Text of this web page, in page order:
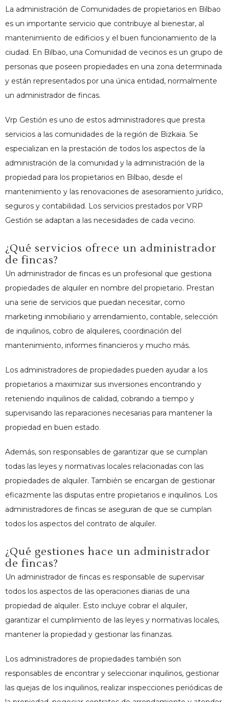
La administración de Comunidades de propietarios en Bilbao
es un importante servicio que contribuye al bienestar, al
mantenimiento de edificios y el buen funcionamiento de la
ciudad. En Bilbao, una Comunidad de vecinos es un grupo de
personas que poseen propiedades en una zona determinada
y están representados por una única entidad, normalmente
un administrador de fincas.
Vrp Gestión es uno de estos administradores que presta
servicios a las comunidades de la región de Bizkaia. Se
especializan en la prestación de todos los aspectos de la
administración de la comunidad y la administración de la
propiedad para los propietarios en Bilbao, desde el
mantenimiento y las renovaciones de asesoramiento jurídico,
seguros y contabilidad. Los servicios prestados por VRP
Gestión se adaptan a las necesidades de cada vecino.
¿Qué servicios ofrece un administrador
de fincas?
Un administrador de fincas es un profesional que gestiona
propiedades de alquiler en nombre del propietario. Prestan
una serie de servicios que puedan necesitar, como
marketing inmobiliario y arrendamiento, contable, selección
de inquilinos, cobro de alquileres, coordinación del
mantenimiento, informes financieros y mucho más.
Los administradores de propiedades pueden ayudar a los
propietarios a maximizar sus inversiones encontrando y
reteniendo inquilinos de calidad, cobrando a tiempo y
supervisando las reparaciones necesarias para mantener la
propiedad en buen estado.
Además, son responsables de garantizar que se cumplan
todas las leyes y normativas locales relacionadas con las
propiedades de alquiler. También se encargan de gestionar
eficazmente las disputas entre propietarios e inquilinos. Los
administradores de fincas se aseguran de que se cumplan
todos los aspectos del contrato de alquiler.
¿Qué gestiones hace un administrador
de fincas?
Un administrador de fincas es responsable de supervisar
todos los aspectos de las operaciones diarias de una
propiedad de alquiler. Esto incluye cobrar el alquiler,
garantizar el cumplimiento de las leyes y normativas locales,
mantener la propiedad y gestionar las finanzas.
Los administradores de propiedades también son
responsables de encontrar y seleccionar inquilinos, gestionar
las quejas de los inquilinos, realizar inspecciones periódicas de